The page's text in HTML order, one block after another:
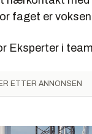
faget er
Eksperter i
ETTER ANNONSEN